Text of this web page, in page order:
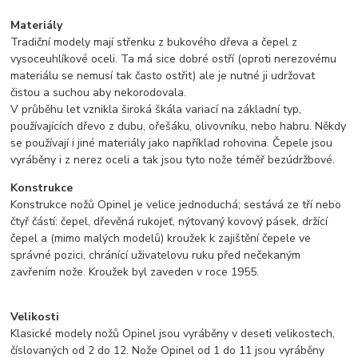
Materiály
Tradiční modely mají střenku z bukového dřeva a čepel z
vysoceuhlíkové oceli. Ta má sice dobré ostří (oproti nerezovému
materiálu se nemusí tak často ostřit) ale je nutné ji udržovat
čistou a suchou aby nekorodovala.
V průběhu let vznikla široká škála variací na základní typ,
používajících dřevo z dubu, ořešáku, olivovníku, nebo habru. Někdy
se používají i jiné materiály jako například rohovina. Čepele jsou
vyráběny i z nerez oceli a tak jsou tyto nože téměř bezúdržbové.
Konstrukce
Konstrukce nožů Opinel je velice jednoduchá; sestává ze tří nebo
čtyř částí: čepel, dřevěná rukojeť, nýtovaný kovový pásek, držící
čepel a (mimo malých modelů) kroužek k zajištění čepele ve
správné pozici, chránící uživatelovu ruku před nečekaným
zavřením nože. Kroužek byl zaveden v roce 1955.
Velikosti
Klasické modely nožů Opinel jsou vyráběny v deseti velikostech,
číslovaných od 2 do 12. Nože Opinel od 1 do 11 jsou vyráběny